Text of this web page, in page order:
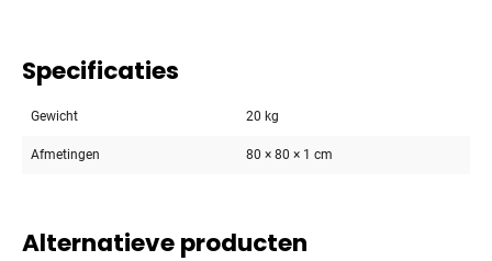
Specificaties
Gewicht 20 kg
Afmetingen 80 × 80 × 1 cm
Alternatieve producten